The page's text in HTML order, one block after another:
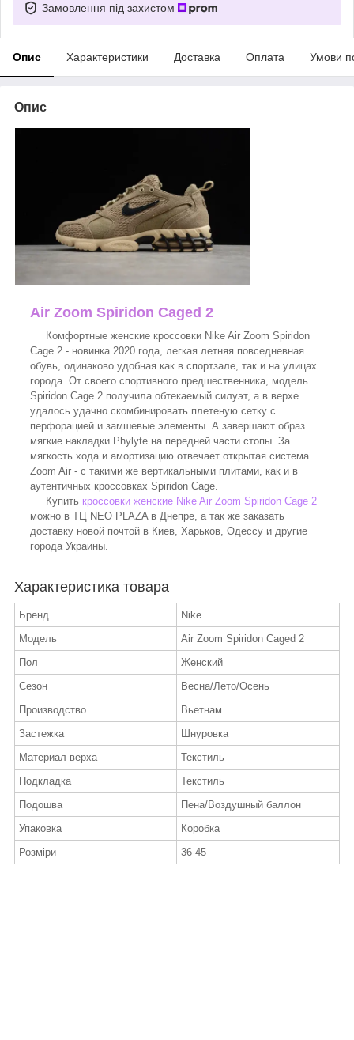
Замовлення під захистом
Опис Характеристики Доставка Оплата Умови
Опис
Air Zoom Spiridon Caged 2
Комфортные женские кроссовки Nike Air Zoom Spiridon
Cage 2 - новинка 2020 года, легкая летняя повседневная
обувь, одинаково удобная как в спортзале, так и на улицах
города. От своего спортивного предшественника, модель
Spiridon Cage 2 получила обтекаемый силуэт, а в верхе
удалось удачно скомбинировать плетеную сетку с
перфорацией и замшевые элементы. А завершают образ
мягкие накладки Phylyte на передней части стопы. За
мягкость хода и амортизацию отвечает открытая система
Zoom Air - с такими же вертикальными плитами, как и в
аутентичных кроссовках Spiridon Cage.
Купить кроссовки женские Nike Air Zoom Spiridon Cage 2
можно в ТЦ NEO PLAZA в Днепре, а так же заказать
доставку новой почтой в Киев, Харьков, Одессу и другие
города Украины.
Характеристика товара
Бренд
Nike
Модель
Air Zoom Spiridon Caged 2
Пол
Женский
Сезон
Весна/Лето/Осень
Производство
Вьетнам
Застежка
Шнуровка
Материал верха
Текстиль
Подкладка
Текстиль
Подошва
Пена/Воздушный баллон
Упаковка
Коробка
Розміри
36-45